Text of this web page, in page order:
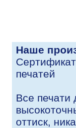
Наше
печатей
Все печати
оттиск,